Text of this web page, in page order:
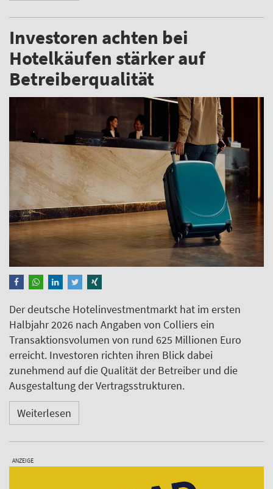
Investoren achten bei
Hotelkäufen stärker auf
Betreiberqualität
Der deutsche Hotelinvestmentmarkt hat im ersten
Halbjahr 2026 nach Angaben von Colliers ein
Transaktionsvolumen von rund 625 Millionen Euro
erreicht. Investoren richten ihren Blick dabei
zunehmend auf die Qualität der Betreiber und die
Ausgestaltung der Vertragsstrukturen.
Weiterlesen
ANZEIGE